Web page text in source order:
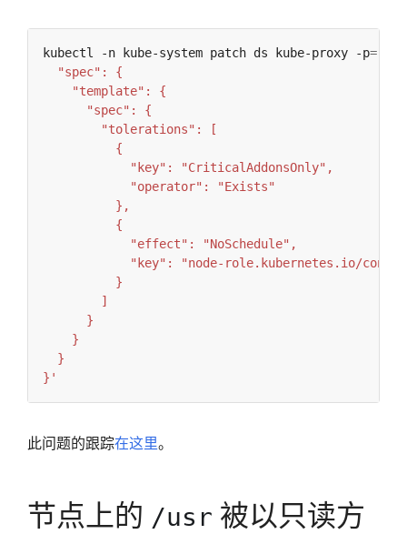
kubectl -n kube-system patch ds kube-proxy -p=
}'
此问题的跟踪在这里。
节点上的 /usr 被以只读方